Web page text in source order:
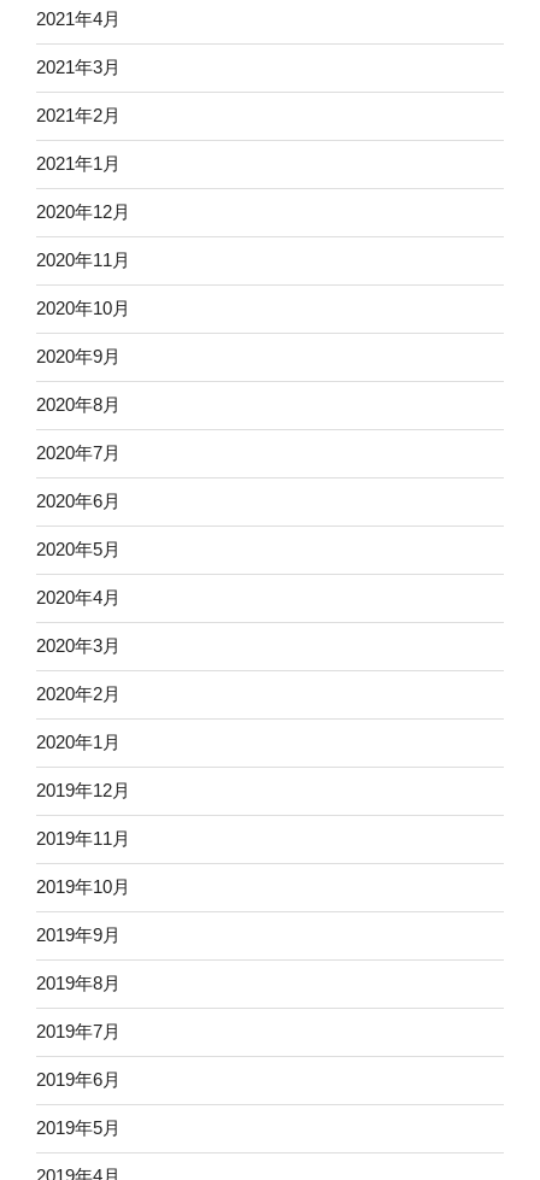
2021年4月
2021年3月
2021年2月
2021年1月
2020年12月
2020年11月
2020年10月
2020年9月
2020年8月
2020年7月
2020年6月
2020年5月
2020年4月
2020年3月
2020年2月
2020年1月
2019年12月
2019年11月
2019年10月
2019年9月
2019年8月
2019年7月
2019年6月
2019年5月
2019年4月